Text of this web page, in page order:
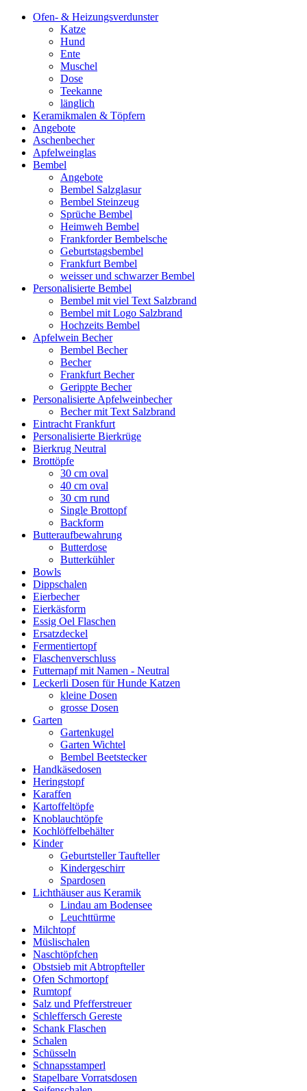
Ofen- & Heizungsverdunster
Katze
Hund
Ente
Muschel
Dose
Teekanne
länglich
Keramikmalen & Töpfern
Angebote
Aschenbecher
Apfelweinglas
Bembel
Angebote
Bembel Salzglasur
Bembel Steinzeug
Sprüche Bembel
Heimweh Bembel
Frankforder Bembelsche
Geburtstagsbembel
Frankfurt Bembel
weisser und schwarzer Bembel
Personalisierte Bembel
Bembel mit viel Text Salzbrand
Bembel mit Logo Salzbrand
Hochzeits Bembel
Apfelwein Becher
Bembel Becher
Becher
Frankfurt Becher
Gerippte Becher
Personalisierte Apfelweinbecher
Becher mit Text Salzbrand
Eintracht Frankfurt
Personalisierte Bierkrüge
Bierkrug Neutral
Brottöpfe
30 cm oval
40 cm oval
30 cm rund
Single Brottopf
Backform
Butteraufbewahrung
Butterdose
Butterkühler
Bowls
Dippschalen
Eierbecher
Eierkäsform
Essig Oel Flaschen
Ersatzdeckel
Fermentiertopf
Flaschenverschluss
Futternapf mit Namen - Neutral
Leckerli Dosen für Hunde Katzen
kleine Dosen
grosse Dosen
Garten
Gartenkugel
Garten Wichtel
Bembel Beetstecker
Handkäsedosen
Heringstopf
Karaffen
Kartoffeltöpfe
Knoblauchtöpfe
Kochlöffelbehälter
Kinder
Geburtsteller Taufteller
Kindergeschirr
Spardosen
Lichthäuser aus Keramik
Lindau am Bodensee
Leuchttürme
Milchtopf
Müslischalen
Naschtöpfchen
Obstsieb mit Abtropfteller
Ofen Schmortopf
Rumtopf
Salz und Pfefferstreuer
Schleffersch Gereste
Schank Flaschen
Schalen
Schüsseln
Schnapsstamperl
Stapelbare Vorratsdosen